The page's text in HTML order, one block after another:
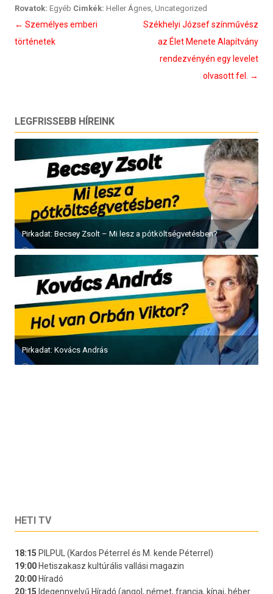
Rovatok: Egyéb Cimkék: Heller Ágnes Uncategorized
Bejegyzés
navigáció
← Személyes emberi
történetek
Székhelyi József színművész
az Élet Menete Alapítvány
rendezvényén egy levelet
olvasott fel. →
LEGFRISSEBB HÍREINK
Pirkadat: Becsey Zsolt – Mi lesz a pótköltségvetésben?
Pirkadat: Kovács András
HETI TV